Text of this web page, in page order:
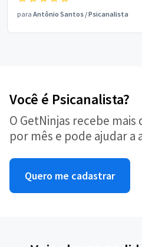
para Antônio Santos /Psicanalista
Você é Psicanalista?
O GetNinjas recebe mais
por mês e pode ajudar a
Quero me cadastrar